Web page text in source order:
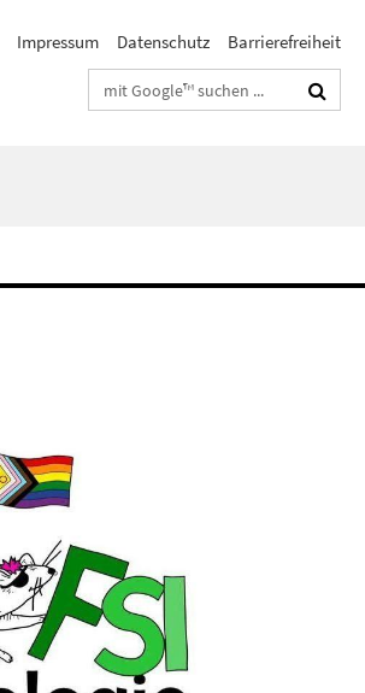
Impressum Datenschutz
Barrierefreiheit
Suchbegriffe